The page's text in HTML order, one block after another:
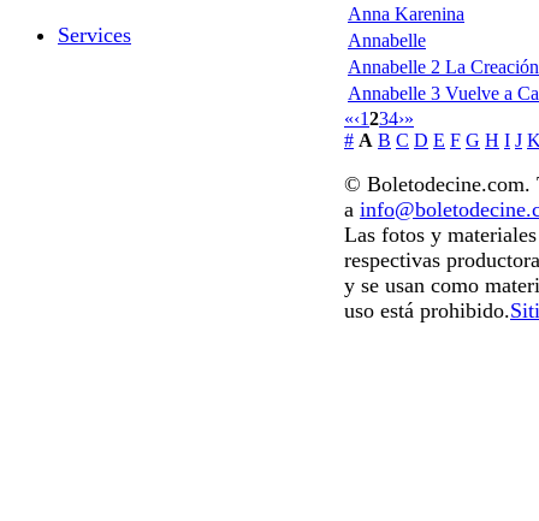
Services
Anna Karenina
Annabelle
Annabelle 2 La
Annabelle 3 Vuelve a
«‹1234›»
# A B C D E F G H I J
© Boletodecine.com.
a
Las fotos y
respectivas
y se usan como
uso está prohibido.